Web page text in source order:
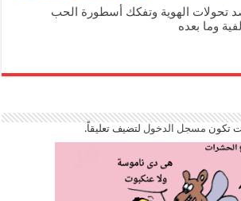
تحولات الهوية وتفكك أسطورة الحب
وما بعده
تكون مسجل الدخوللتضيف تعليقاً.